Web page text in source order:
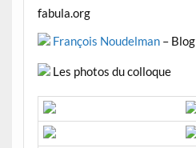
fabula.org
François Noudelman– Blog
Les photos du colloque